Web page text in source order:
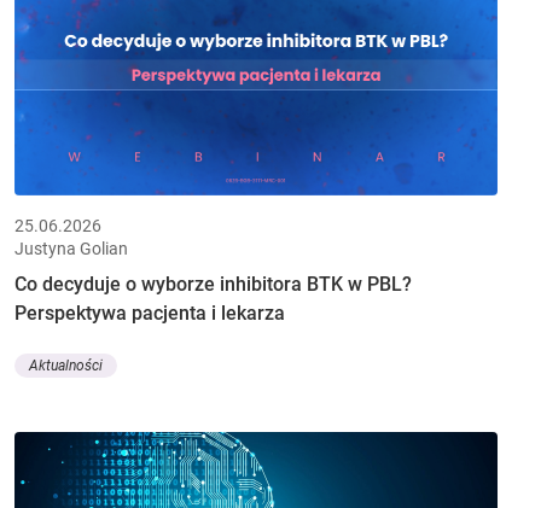
25.06.2026
Justyna Golian
Co decyduje o wyborze inhibitora BTK w PBL?
Perspektywa pacjenta i lekarza
Aktualności